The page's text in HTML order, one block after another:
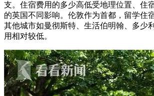
支。住宿费用的多少高低受地理位置、住
的英国不同影响。伦敦作为首都，留学住
其他城市如曼彻斯特、生活伯明翰、多少
用相对较低。